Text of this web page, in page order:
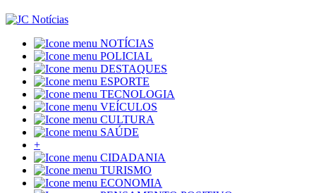
NOTÍCIAS
POLICIAL
DESTAQUES
ESPORTE
TECNOLOGIA
VEÍCULOS
CULTURA
SAÚDE
+
CIDADANIA
TURISMO
ECONOMIA